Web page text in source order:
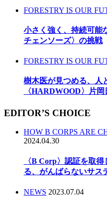
FORESTRY IS OUR
小さく強く、持続可能
チェンソーズ〉の挑戦
FORESTRY IS OUR
樹木医が見つめる、人
〈HARDWOOD〉片岡
EDITOR’S CHOICE
HOW B CORPS ARE
2024.04.30
〈B Corp〉認証を取
る、がんばらないサス
NEWS 2023.07.04